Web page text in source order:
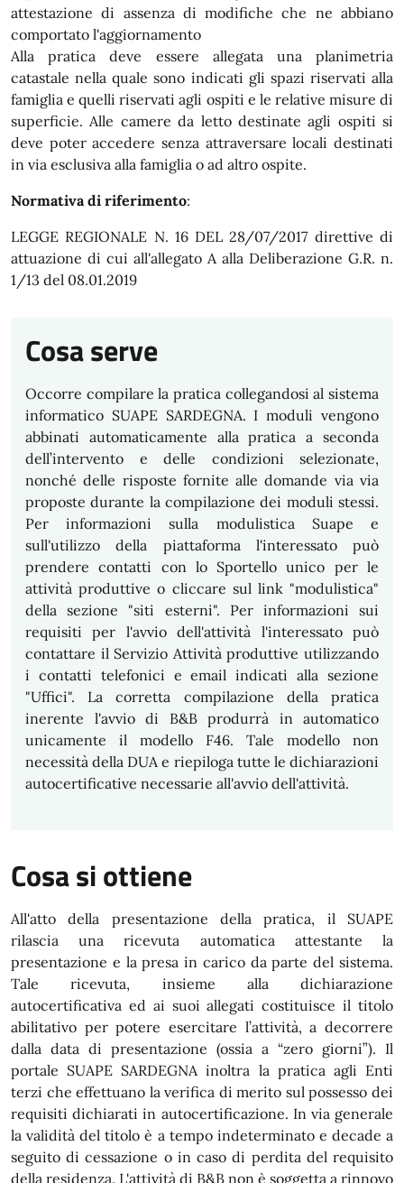
attestazione di assenza di modifiche che ne abbiano
comportato l'aggiornamento
Alla pratica deve essere allegata una planimetria
catastale nella quale sono indicati gli spazi riservati alla
famiglia e quelli riservati agli ospiti e le relative misure di
superficie. Alle camere da letto destinate agli ospiti si
deve poter accedere senza attraversare locali destinati
in via esclusiva alla famiglia o ad altro ospite.
Normativa di riferimento:
LEGGE REGIONALE N. 16 DEL 28/07/2017 direttive di
attuazione di cui all'allegato A alla Deliberazione G.R. n.
1/13 del 08.01.2019
Cosa serve
Occorre compilare la pratica collegandosi al sistema
informatico SUAPE SARDEGNA. I moduli vengono
abbinati automaticamente alla pratica a seconda
dell’intervento e delle condizioni selezionate,
nonché delle risposte fornite alle domande via via
proposte durante la compilazione dei moduli stessi.
Per informazioni sulla modulistica Suape e
sull'utilizzo della piattaforma l'interessato può
prendere contatti con lo Sportello unico per le
attività produttive o cliccare sul link "modulistica"
della sezione "siti esterni". Per informazioni sui
requisiti per l'avvio dell'attività l'interessato può
contattare il Servizio Attività produttive utilizzando
i contatti telefonici e email indicati alla sezione
"Uffici". La corretta compilazione della pratica
inerente l'avvio di B&B produrrà in automatico
unicamente il modello F46. Tale modello non
necessità della DUA e riepiloga tutte le dichiarazioni
autocertificative necessarie all'avvio dell'attività.
Cosa si ottiene
All'atto della presentazione della pratica, il SUAPE
rilascia una ricevuta automatica attestante la
presentazione e la presa in carico da parte del sistema.
Tale ricevuta, insieme alla dichiarazione
autocertificativa ed ai suoi allegati costituisce il titolo
abilitativo per potere esercitare l’attività, a decorrere
dalla data di presentazione (ossia a “zero giorni”). Il
portale SUAPE SARDEGNA inoltra la pratica agli Enti
terzi che effettuano la verifica di merito sul possesso dei
requisiti dichiarati in autocertificazione. In via generale
la validità del titolo è a tempo indeterminato e decade a
seguito di cessazione o in caso di perdita del requisito
della residenza. L'attività di B&B non è soggetta a rinnovo